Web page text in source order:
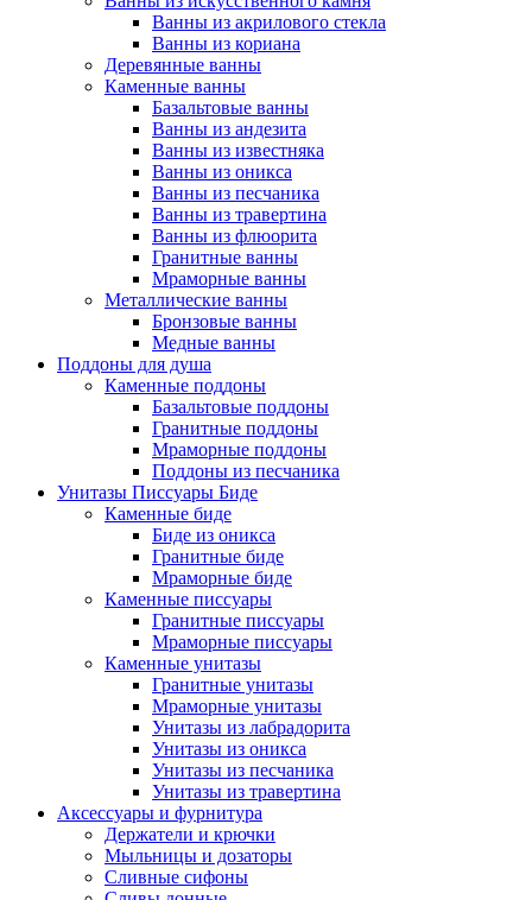
Ванны из акрилового стекла
Ванны из кориана
Деревянные ванны
Каменные ванны
Базальтовые ванны
Ванны из андезита
Ванны из известняка
Ванны из оникса
Ванны из песчаника
Ванны из травертина
Ванны из флюорита
Гранитные ванны
Мраморные ванны
Металлические ванны
Бронзовые ванны
Медные ванны
Поддоны для душа
Каменные поддоны
Базальтовые поддоны
Гранитные поддоны
Мраморные поддоны
Поддоны из песчаника
Унитазы Писсуары Биде
Каменные биде
Биде из оникса
Гранитные биде
Мраморные биде
Каменные писсуары
Гранитные писсуары
Мраморные писсуары
Каменные унитазы
Гранитные унитазы
Мраморные унитазы
Унитазы из лабрадорита
Унитазы из оникса
Унитазы из песчаника
Унитазы из травертина
Аксессуары и фурнитура
Держатели и крючки
Мыльницы и дозаторы
Сливные сифоны